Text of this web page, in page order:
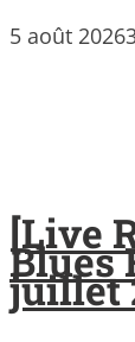
5 août 2026
[Live
Blues
juillet